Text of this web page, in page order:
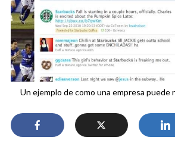
Un ejemplo de como una empresa